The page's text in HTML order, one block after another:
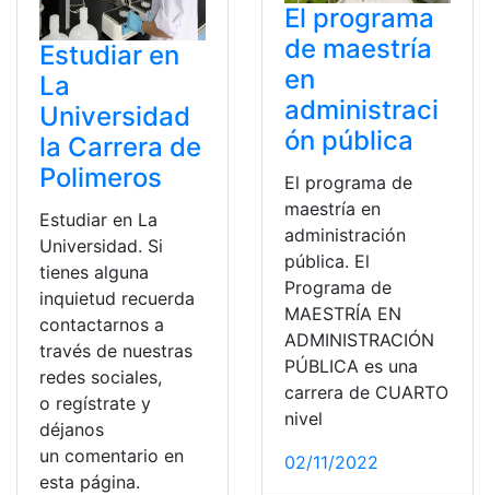
Estudiar en
La
Universidad
la Carrera de
Polimeros
Estudiar en La
Universidad. Si
tienes alguna
inquietud recuerda
contactarnos a
través de nuestras
redes sociales,
o regístrate y
déjanos
un comentario en
esta página.
El programa
de maestría
en
administraci
ón pública
El programa de
maestría en
administración
pública. El
Programa de
MAESTRÍA EN
ADMINISTRACIÓN
PÚBLICA es una
carrera de CUARTO
nivel
02/11/2022